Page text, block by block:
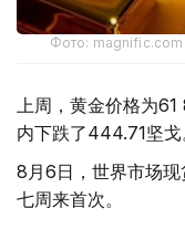
Фото: magnific.com
上周，黄金价格为
内下跌了444.71坚戈
8月6日，世界市场
七周来首次。